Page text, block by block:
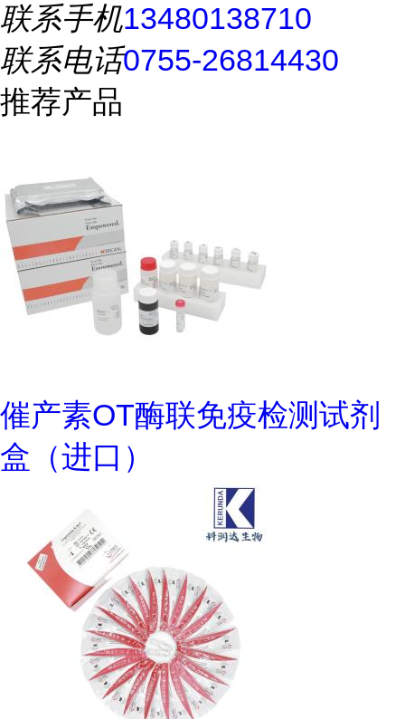
联系手机13480138710
联系电话0755-26814430
推荐产品
催产素OT酶联免疫检测试剂
盒（进口）